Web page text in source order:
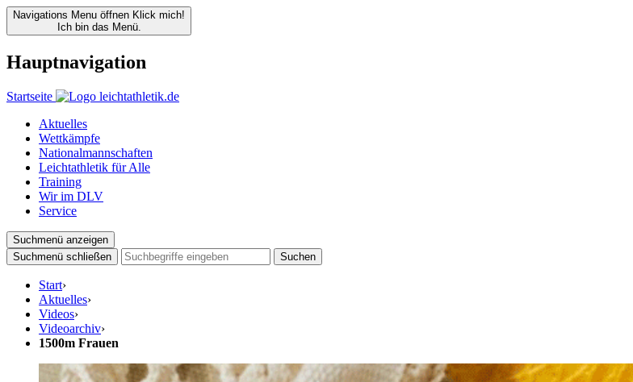
Navigations Menu öffnen Klick mich!
Ich bin das Menü.
Hauptnavigation
Startseite
Aktuelles
Wettkämpfe
Nationalmannschaften
Leichtathletik für Alle
Training
Wir im DLV
Service
Suchmenü anzeigen
Suchmenü schließen
Suchen
Start›
Aktuelles›
Videos›
Videoarchiv›
1500m Frauen